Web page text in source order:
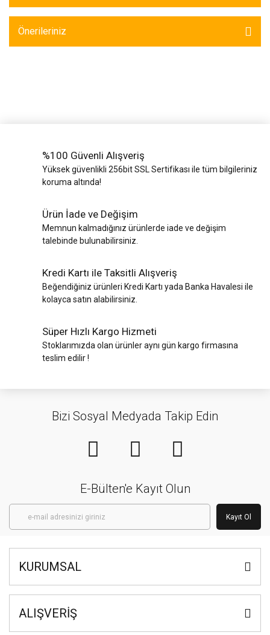
Önerileriniz
%100 Güvenli Alışveriş
Yüksek güvenlikli 256bit SSL Sertifikası ile tüm bilgileriniz
koruma altında!
Ürün İade ve Değişim
Memnun kalmadığınız ürünlerde iade ve değişim
talebinde bulunabilirsiniz.
Kredi Kartı ile Taksitli Alışveriş
Beğendiğiniz ürünleri Kredi Kartı yada Banka Havalesi ile
kolayca satın alabilirsiniz.
Süper Hızlı Kargo Hizmeti
Stoklarımızda olan ürünler aynı gün kargo firmasına
teslim edilir !
Bizi Sosyal Medyada Takip Edin
E-Bülten'e Kayıt Olun
Kayıt Ol
KURUMSAL
ALIŞVERİŞ